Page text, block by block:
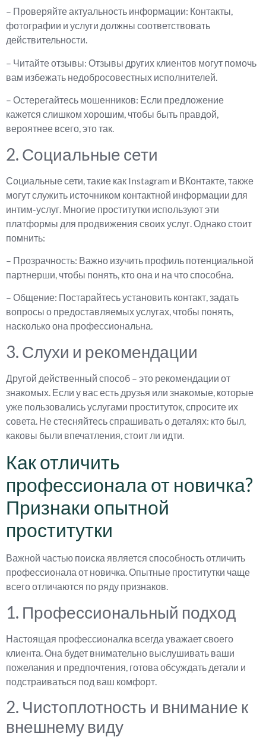
– Проверяйте актуальность информации: Контакты,
фотографии и услуги должны соответствовать
действительности.
– Читайте отзывы: Отзывы других клиентов могут помочь
вам избежать недобросовестных исполнителей.
– Остерегайтесь мошенников: Если предложение
кажется слишком хорошим, чтобы быть правдой,
вероятнее всего, это так.
2. Социальные сети
Социальные сети, такие как Instagram и ВКонтакте, также
могут служить источником контактной информации для
интим-услуг. Многие проститутки используют эти
платформы для продвижения своих услуг. Однако стоит
помнить:
– Прозрачность: Важно изучить профиль потенциальной
партнерши, чтобы понять, кто она и на что способна.
– Общение: Постарайтесь установить контакт, задать
вопросы о предоставляемых услугах, чтобы понять,
насколько она профессиональна.
3. Слухи и рекомендации
Другой действенный способ – это рекомендации от
знакомых. Если у вас есть друзья или знакомые, которые
уже пользовались услугами проституток, спросите их
совета. Не стесняйтесь спрашивать о деталях: кто был,
каковы были впечатления, стоит ли идти.
Как отличить
профессионала от новичка?
Признаки опытной
проститутки
Важной частью поиска является способность отличить
профессионала от новичка. Опытные проститутки чаще
всего отличаются по ряду признаков.
1. Профессиональный подход
Настоящая профессионалка всегда уважает своего
клиента. Она будет внимательно выслушивать ваши
пожелания и предпочтения, готова обсуждать детали и
подстраиваться под ваш комфорт.
2. Чистоплотность и внимание к
внешнему виду